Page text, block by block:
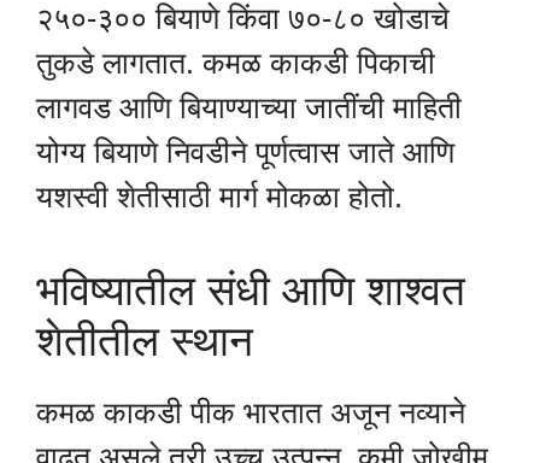
२५०-३०० बियाणे किंवा ७०-८० खोडाचे
तुकडे लागतात. कमळ काकडी पिकाची
लागवड आणि बियाण्याच्या जातींची माहिती
योग्य बियाणे निवडीने पूर्णत्वास जाते आणि
यशस्वी शेतीसाठी मार्ग मोकळा होतो.
भविष्यातील संधी आणि शाश्वत
शेतीतील स्थान
कमळ काकडी पीक भारतात अजून नव्याने